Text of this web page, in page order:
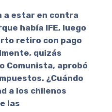
a estar en contra
había IFE, luego
retiro con pago
quizás
Comunista, aprobó
¿Cuándo
a los chilenos
las